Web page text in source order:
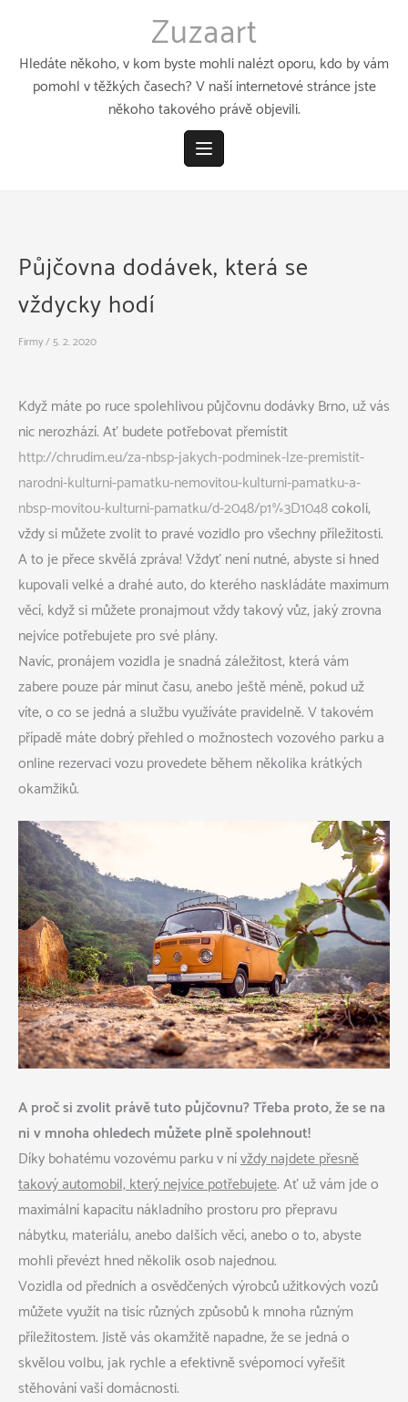
obsahu
Zuzaart
Hledáte někoho, v kom byste mohli nalézt oporu, kdo by vám
pomohl v těžkých časech? V naší internetové stránce jste
někoho takového právě objevili.
Půjčovna dodávek, která se
vždycky hodí
Firmy/ 5. 2. 2020
Když máte po ruce spolehlivoupůjčovnu dodávky Brno, už vás
nic nerozhází. Ať budete potřebovat přemístit
http://chrudim.eu/za-nbsp-jakych-podminek-lze-premistit-
narodni-kulturni-pamatku-nemovitou-kulturni-pamatku-a-
nbsp-movitou-kulturni-pamatku/d-2048/p1%3D1048cokoli,
vždy si můžete zvolit to pravé vozidlo pro všechny příležitosti.
A to je přece skvělá zpráva! Vždyť není nutné, abyste si hned
kupovali velké a drahé auto, do kterého naskládáte maximum
věcí, když si můžete pronajmout vždy takový vůz, jaký zrovna
nejvíce potřebujete pro své plány.
Navíc, pronájem vozidla je snadná záležitost, která vám
zabere pouze pár minut času, anebo ještě méně, pokud už
víte, o co se jedná a službu využíváte pravidelně. V takovém
případě máte dobrý přehled o možnostech vozového parku a
online rezervaci vozu provedete během několika krátkých
okamžiků.
A proč si zvolit právě tuto půjčovnu? Třeba proto, že se na
ni v mnoha ohledech můžete plně spolehnout!
Díky bohatému vozovému parku v nívždy najdete přesně
takový automobil, který nejvíce potřebujete. Ať už vám jde o
maximální kapacitu nákladního prostoru pro přepravu
nábytku, materiálu, anebo dalších věcí, anebo o to, abyste
mohli převézt hned několik osob najednou.
Vozidla od předních a osvědčených výrobců užitkových vozů
můžete využít na tisíc různých způsobů k mnoha různým
příležitostem. Jistě vás okamžitě napadne, že se jedná o
skvělou volbu, jak rychle a efektivně svépomocí vyřešit
stěhování vaší domácnosti.